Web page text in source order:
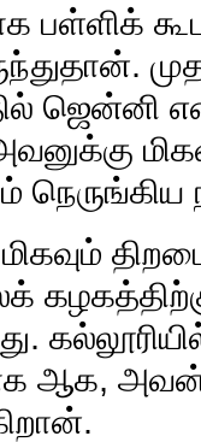
பள்ளிக்
ஜென்னி
மிகவும்
ஆக, அவன்